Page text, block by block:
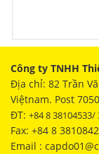
Công ty TNHH
Địa chỉ: 82 Trần
Việtnam. Post
ĐT: +84 8 38104533/
Fax: +84 8
Email :